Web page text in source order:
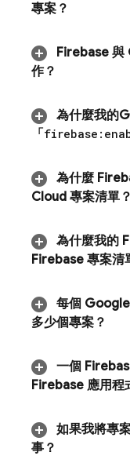
專案？
Firebase 與
作？
為什麼我的
「
為什麼
Cloud 專案清單？
為什麼我的
Firebase 專案清
每個
多少個專案？
一個
Firebase 應用程
如果我將專
事？